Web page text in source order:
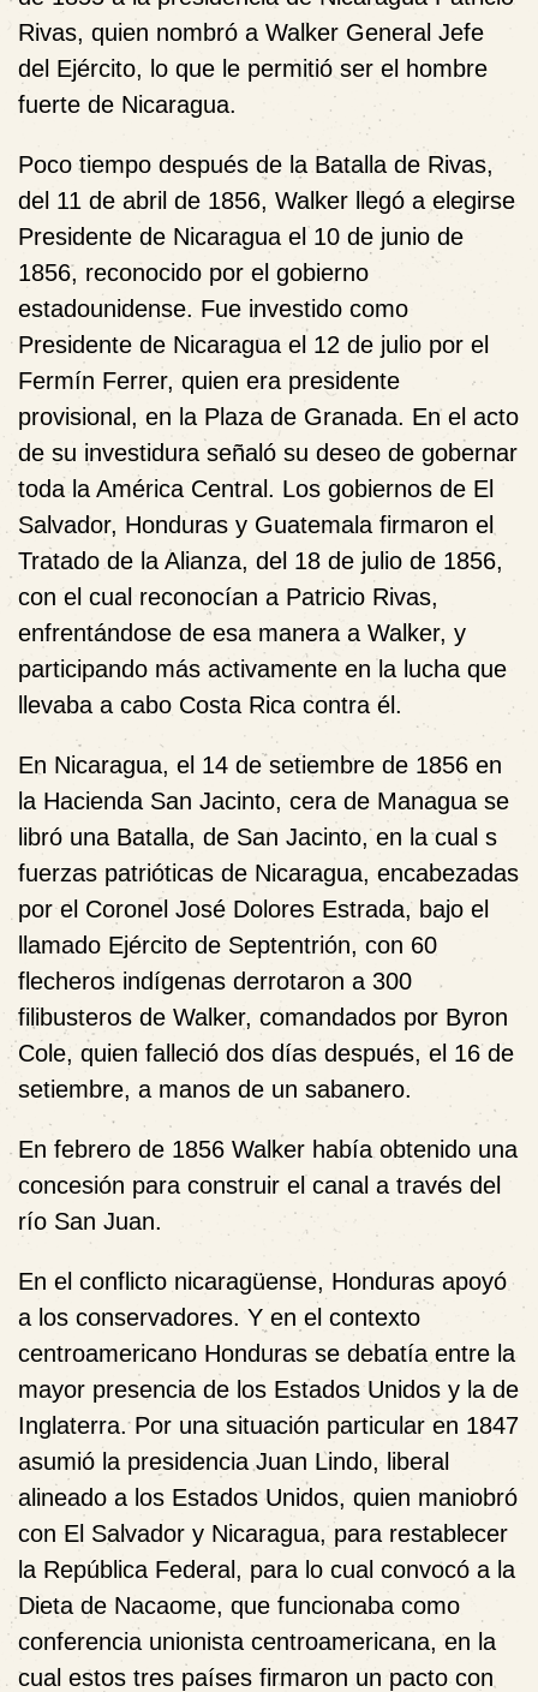
Rivas, quien nombró a Walker General Jefe
del Ejército, lo que le permitió ser el hombre
fuerte de Nicaragua.
Poco tiempo después de la Batalla de Rivas,
del 11 de abril de 1856, Walker llegó a elegirse
Presidente de Nicaragua el 10 de junio de
1856, reconocido por el gobierno
estadounidense. Fue investido como
Presidente de Nicaragua el 12 de julio por el
Fermín Ferrer, quien era presidente
provisional, en la Plaza de Granada. En el acto
de su investidura señaló su deseo de gobernar
toda la América Central. Los gobiernos de El
Salvador, Honduras y Guatemala firmaron el
Tratado de la Alianza, del 18 de julio de 1856,
con el cual reconocían a Patricio Rivas,
enfrentándose de esa manera a Walker, y
participando más activamente en la lucha que
llevaba a cabo Costa Rica contra él.
En Nicaragua, el 14 de setiembre de 1856 en
la Hacienda San Jacinto, cera de Managua se
libró una Batalla, de San Jacinto, en la cual s
fuerzas patrióticas de Nicaragua, encabezadas
por el Coronel José Dolores Estrada, bajo el
llamado Ejército de Septentrión, con 60
flecheros indígenas derrotaron a 300
filibusteros de Walker, comandados por Byron
Cole, quien falleció dos días después, el 16 de
setiembre, a manos de un sabanero.
En febrero de 1856 Walker había obtenido una
concesión para construir el canal a través del
río San Juan.
En el conflicto nicaragüense, Honduras apoyó
a los conservadores. Y en el contexto
centroamericano Honduras se debatía entre la
mayor presencia de los Estados Unidos y la de
Inglaterra. Por una situación particular en 1847
asumió la presidencia Juan Lindo, liberal
alineado a los Estados Unidos, quien maniobró
con El Salvador y Nicaragua, para restablecer
la República Federal, para lo cual convocó a la
Dieta de Nacaome, que funcionaba como
conferencia unionista centroamericana, en la
cual estos tres países firmaron un pacto con